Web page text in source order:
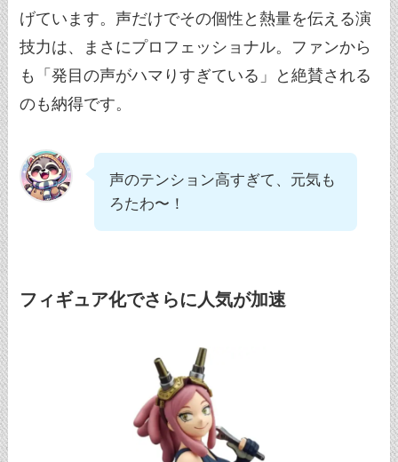
げています。声だけでその個性と熱量を伝える演
技力は、まさにプロフェッショナル。ファンから
も「発目の声がハマりすぎている」と絶賛される
のも納得です。
声のテンション高すぎて、元気も
ろたわ〜！
フィギュア化でさらに人気が加速